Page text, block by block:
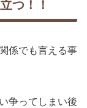
つ！！
係でも言える事
争ってしまい後